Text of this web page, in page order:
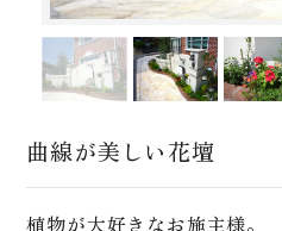
曲線が美しい花壇
植物が大好きなお施主様。